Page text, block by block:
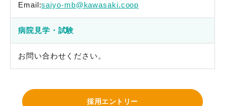
Email:saiyo-mb@kawasaki.coop
病院見学・試験
お問い合わせください。
採用エントリー